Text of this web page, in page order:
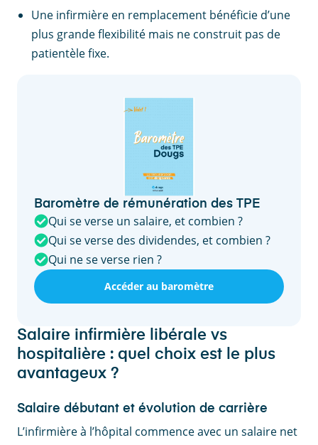
Une infirmière en remplacement bénéficie d’une
plus grande flexibilité mais ne construit pas de
patientèle fixe.
Baromètre de rémunération des TPE
Qui se verse un salaire, et combien ?
Qui se verse des dividendes, et combien ?
Qui ne se verse rien ?
Accéder au baromètre
Salaire infirmière libérale vs
hospitalière : quel choix est le plus
avantageux ?
Salaire débutant et évolution de carrière
L’infirmière à l’hôpital commence avec un salaire net